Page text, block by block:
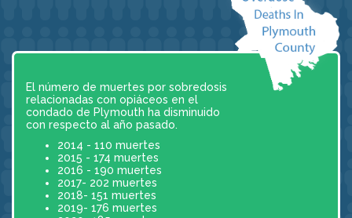
El número de muertes por sobredosis
relacionadas con opiáceos en el
condado de Plymouth ha disminuido
con respecto al año pasado.
2014 - 110 muertes
2015 - 174 muertes
2016 - 190 muertes
2017- 202 muertes
2018- 151 muertes
2019- 176 muertes